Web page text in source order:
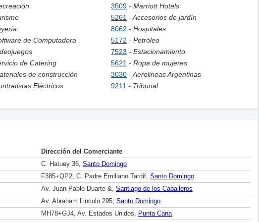
3509 - Marriott Hotels
5261 - Accesorios de jardín
8062 - Hospitales
de Computadora
5172 - Petróleo
7523 - Estacionamiento
de Catering
5621 - Ropa de mujeres
de construcción
3030 - Aerolineas Argentinas
Eléctricos
9211 - Tribunal
Dirección del Comerciante
C. Hatuey 36, Santo Domingo
F385+QP2, C. Padre Emiliano Tardif, Santo Domingo
Av. Juan Pablo Duarte &, Santiago de los Caballeros
Av. Abraham Lincoln 295, Santo Domingo
MH78+GJ4, Av. Estados Unidos, Punta Cana